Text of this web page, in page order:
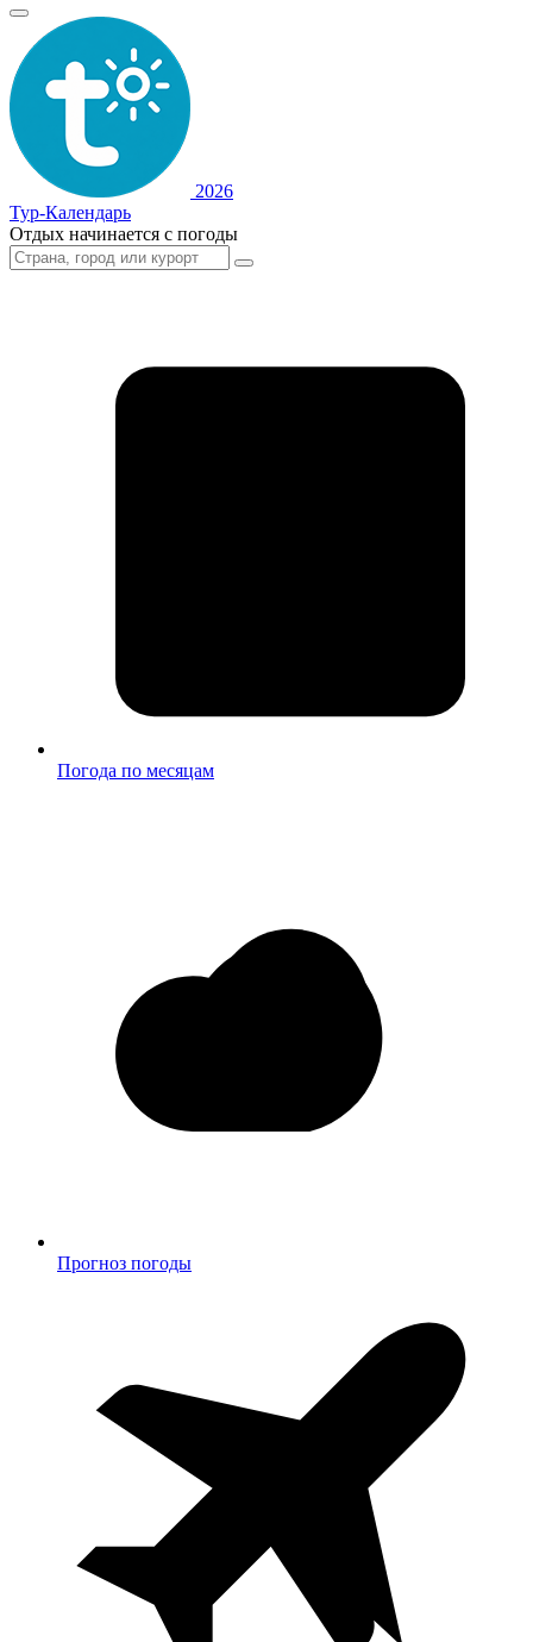
2026
Тур-Календарь
Отдых начинается с погоды
Погода по месяцам
Прогноз погоды